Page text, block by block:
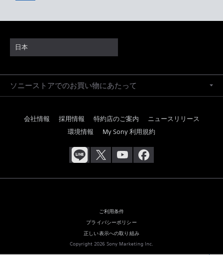
日本
ソニーストアでのお買い物にあたって
会社情報 採用情報 特約店のご案内
ニュースリリース
環境情報
My Sony 利用規約
ご利用条件
プライバシーポリシー
正しい表示への取り組み
Copyright 2026 Sony Marketing Inc.